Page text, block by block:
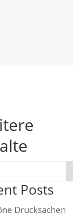
Posts
Drucksachen